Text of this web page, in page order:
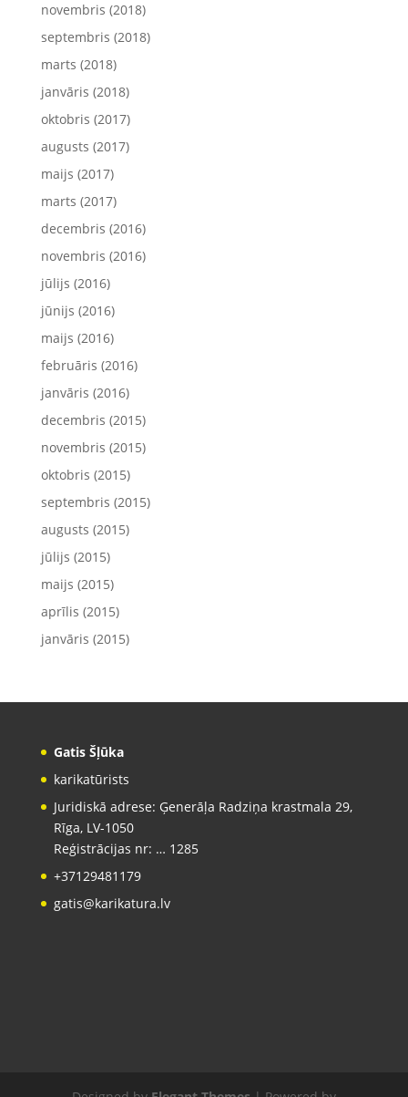
novembris (2018)
septembris (2018)
marts (2018)
janvāris (2018)
oktobris (2017)
augusts (2017)
maijs (2017)
marts (2017)
decembris (2016)
novembris (2016)
jūlijs (2016)
jūnijs (2016)
maijs (2016)
februāris (2016)
janvāris (2016)
decembris (2015)
novembris (2015)
oktobris (2015)
septembris (2015)
augusts (2015)
jūlijs (2015)
maijs (2015)
aprīlis (2015)
janvāris (2015)
Gatis Šļūka
karikatūrists
Juridiskā adrese: Ģenerāļa Radziņa krastmala 29,
Rīga, LV-1050
Reģistrācijas nr: … 1285
+37129481179
gatis@karikatura.lv